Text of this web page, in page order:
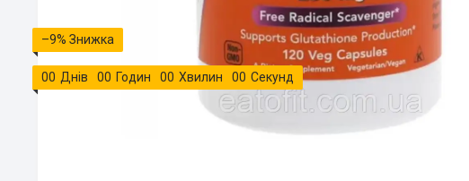
–9%
00 Днів 00 Годин 00 Хвилин 00 Секунд